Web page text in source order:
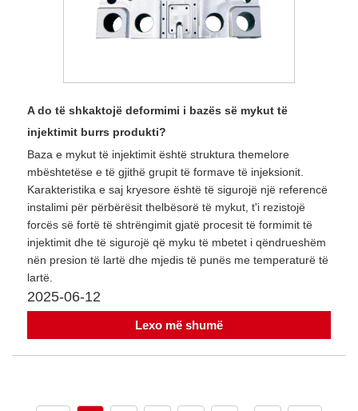
A do të shkaktojë deformimi i bazës së mykut të
injektimit burrs produkti?
Baza e mykut të injektimit është struktura themelore
mbështetëse e të gjithë grupit të formave të injeksionit.
Karakteristika e saj kryesore është të sigurojë një referencë
instalimi për përbërësit thelbësorë të mykut, t'i rezistojë
forcës së fortë të shtrëngimit gjatë procesit të formimit të
injektimit dhe të sigurojë që myku të mbetet i qëndrueshëm
nën presion të lartë dhe mjedis të punës me temperaturë të
lartë.
2025-06-12
Lexo më shumë